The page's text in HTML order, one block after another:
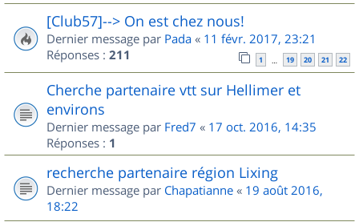
[Club57]--> On est chez nous!
Dernier message par Pada « 11 févr. 2017, 23:21
Réponses : 211 1 … 19 20 21 22
Cherche partenaire vtt sur Hellimer et
environs
Dernier message par Fred7 « 17 oct. 2016, 14:35
Réponses : 1
recherche partenaire région Lixing
Dernier message par Chapatianne « 19 août 2016,
18:22